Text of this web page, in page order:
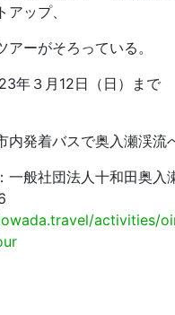
ップ、
アーがそろっている。
年３月12日（日）まで
内発着バスで奥入瀬渓流
一般社団法人十和田奥
activities/